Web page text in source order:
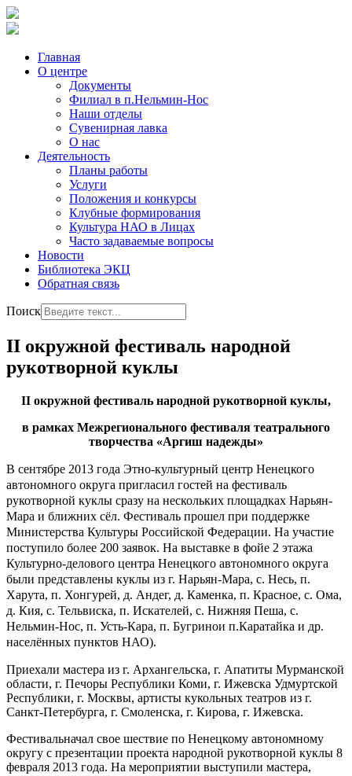
Главная
О центре
Документы
Филиал в п.Нельмин-Нос
Наши отделы
Сувенирная лавка
О нас
Деятельность
Планы работы
Услуги
Положения и конкурсы
Клубные формирования
Культура НАО в Лицах
Часто задаваемые вопросы
Новости
Библиотека ЭКЦ
Обратная связь
Поиск
II окружной фестиваль народной
рукотворной куклы
II окружной фестиваль народной рукотворной куклы,
в рамках Межрегионального фестиваля театрального
творчества «Аргиш надежды»
В сентябре 2013 года Этно-культурный центр Ненецкого
автономного округа пригласил гостей на фестиваль
рукотворной куклы сразу на нескольких площадках Нарьян-
Мара и ближних сёл. Фестиваль прошел при поддержке
Министерства Культуры Российской Федерации. На участие
поступило более 200 заявок. На выставке в фойе 2 этажа
Культурно-делового центра Ненецкого автономного округа
были представлены куклы из г. Нарьян-Мара, с. Несь, п.
Харута, п. Хонгурей, д. Андег, д. Каменка, п. Красное, с. Ома,
д. Кия, с. Тельвиска, п. Искателей, с. Нижняя Пеша, с.
Нельмин-Нос, п. Усть-Кара, п. Бугринои п.Каратайка и др.
населённых пунктов НАО).
Приехали мастера из г. Архангельска, г. Апатиты Мурманской
области, г. Печоры Республики Коми, г. Ижевска Удмуртской
Республики, г. Москвы, артисты кукольных театров из г.
Санкт-Петербурга, г. Смоленска, г. Кирова, г. Ижевска.
Фестивальначал свое шествие по Ненецкому автономному
округу с презентации проекта народной рукотворной куклы 8
февраля 2013 года. На мероприятии выступили мастера,